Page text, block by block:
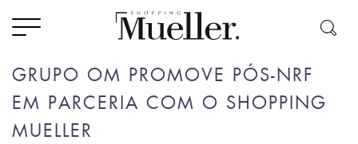
GRUPO OM PROMOVE PÓS-NRF
EM PARCERIA COM O SHOPPING
MUELLER